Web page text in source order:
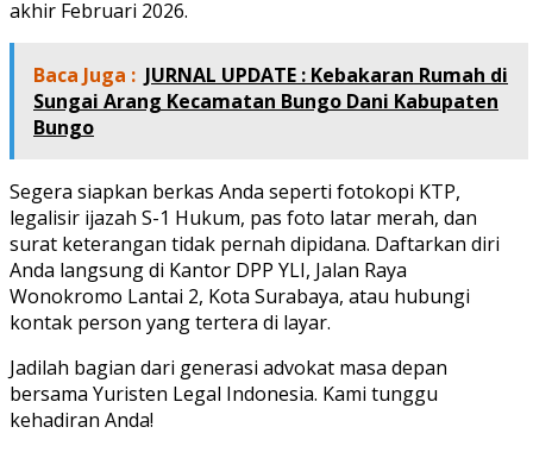
akhir Februari 2026.
Baca Juga : JURNAL UPDATE : Kebakaran Rumah di
Sungai Arang Kecamatan Bungo Dani Kabupaten
Bungo
Segera siapkan berkas Anda seperti fotokopi KTP,
legalisir ijazah S-1 Hukum, pas foto latar merah, dan
surat keterangan tidak pernah dipidana. Daftarkan diri
Anda langsung di Kantor DPP YLI, Jalan Raya
Wonokromo Lantai 2, Kota Surabaya, atau hubungi
kontak person yang tertera di layar.
Jadilah bagian dari generasi advokat masa depan
bersama Yuristen Legal Indonesia. Kami tunggu
kehadiran Anda!